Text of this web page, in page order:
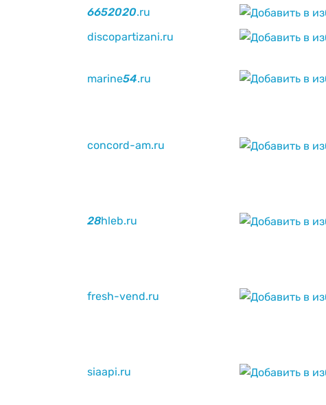
6652020.ru
discopartizani.ru
marine54.ru
concord-am.ru
28hleb.ru
fresh-vend.ru
siaapi.ru